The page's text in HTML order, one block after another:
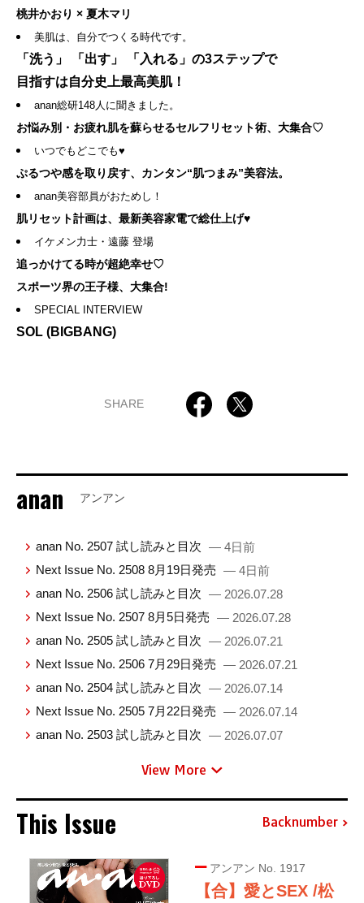
桃井かおり × 夏木マリ
美肌は、自分でつくる時代です。
「洗う」 「出す」 「入れる」の3ステップで
目指すは自分史上最高美肌！
anan総研148人に聞きました。
お悩み別・お疲れ肌を蘇らせるセルフリセット術、大集合♡
いつでもどこでも♥
ぷるつや感を取り戻す、カンタン“肌つまみ”美容法。
anan美容部員がおためし！
肌リセット計画は、最新美容家電で総仕上げ♥
イケメン力士・遠藤 登場
追っかけてる時が超絶幸せ♡
スポーツ界の王子様、大集合!
SPECIAL INTERVIEW
SOL (BIGBANG)
SHARE
anan アンアン
anan No. 2507 試し読みと目次 — 4日前
Next Issue No. 2508 8月19日発売 — 4日前
anan No. 2506 試し読みと目次 — 2026.07.28
Next Issue No. 2507 8月5日発売 — 2026.07.28
anan No. 2505 試し読みと目次 — 2026.07.21
Next Issue No. 2506 7月29日発売 — 2026.07.21
anan No. 2504 試し読みと目次 — 2026.07.14
Next Issue No. 2505 7月22日発売 — 2026.07.14
anan No. 2503 試し読みと目次 — 2026.07.07
View More
This Issue Backnumber
アンアン No. 1917
【合】愛とSEX /松